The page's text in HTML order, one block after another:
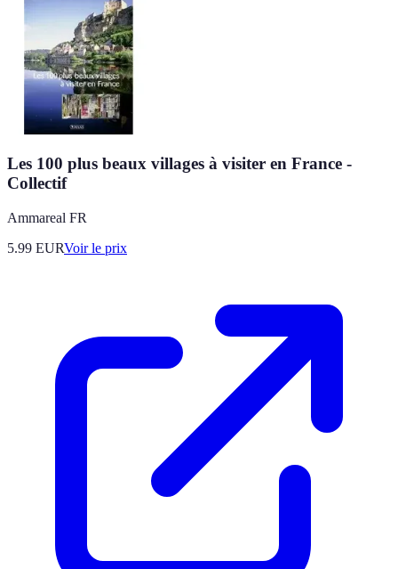
Les 100 plus beaux villages à visiter en France -
Collectif
Ammareal FR
5.99 EURVoir le prix